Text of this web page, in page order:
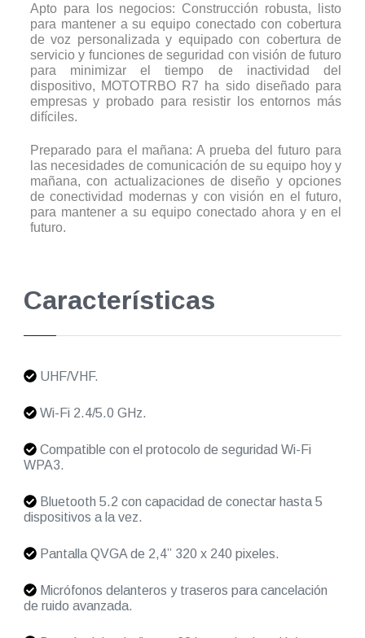
Apto para los negocios: Construcción robusta, listo
para mantener a su equipo conectado con cobertura
de voz personalizada y equipado con cobertura de
servicio y funciones de seguridad con visión de futuro
para minimizar el tiempo de inactividad del
dispositivo, MOTOTRBO R7 ha sido diseñado para
empresas y probado para resistir los entornos más
difíciles.
Preparado para el mañana: A prueba del futuro para
las necesidades de comunicación de su equipo hoy y
mañana, con actualizaciones de diseño y opciones
de conectividad modernas y con visión en el futuro,
para mantener a su equipo conectado ahora y en el
futuro.
Características
UHF/VHF.
Wi-Fi 2.4/5.0 GHz.
Compatible con el protocolo de seguridad Wi-Fi
WPA3.
Bluetooth 5.2 con capacidad de conectar hasta 5
dispositivos a la vez.
Pantalla QVGA de 2,4” 320 x 240 pixeles.
Micrófonos delanteros y traseros para cancelación
de ruido avanzada.